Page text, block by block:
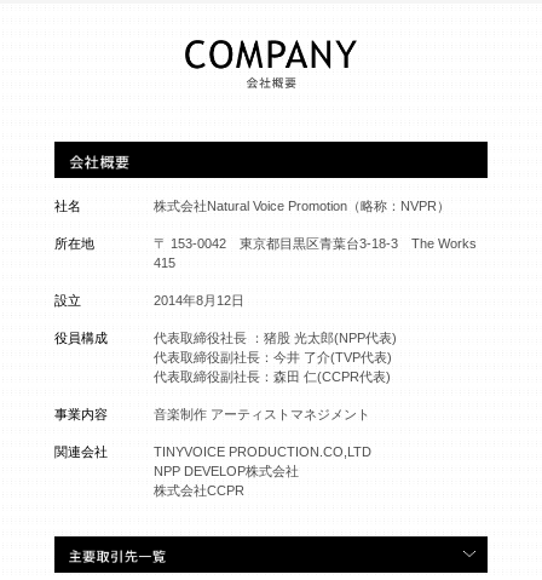
社名 株式会社Natural Voice Promotion（略称：NVPR）
所在地
〒 153-0042 東京都目黒区青葉台3-18-3 The Works
415
設立 2014年8月12日
役員構成
代表取締役社長 ：猪股 光太郎(NPP代表)
代表取締役副社長：今井 了介(TVP代表)
代表取締役副社長：森田 仁(CCPR代表)
事業内容 音楽制作 アーティストマネジメント
関連会社
TINYVOICE PRODUCTION.CO,LTD
NPP DEVELOP株式会社
株式会社CCPR